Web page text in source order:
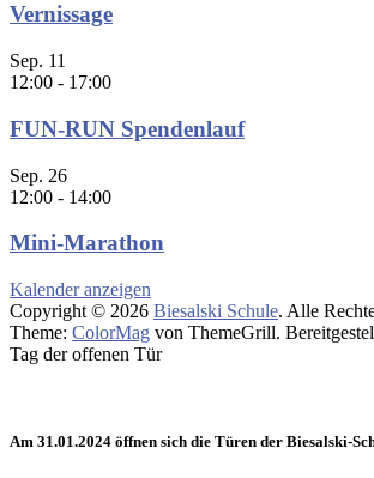
Vernissage
Sep. 11
12:00 - 17:00
FUN-RUN Spendenlauf
Sep. 26
12:00 - 14:00
Mini-Marathon
Kalender anzeigen
Copyright © 2026 Biesalski Schule. Alle
Theme: ColorMag von ThemeGrill.
Tag der offenen Tür
Am 31.01.2024 öffnen sich die Türen der Biesalski-